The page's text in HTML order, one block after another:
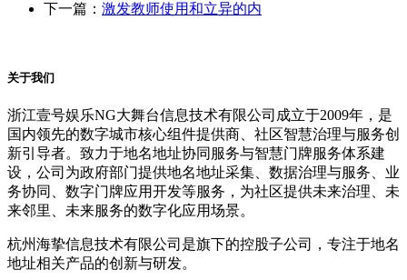
下一篇： 激发教师使用和立异的内
关于我们
浙江壹号娱乐NG大舞台信息技术有限公司成立于2009年，是
国内领先的数字城市核心组件提供商、社区智慧治理与服务创
新引导者。致力于地名地址协同服务与智慧门牌服务体系建
设，公司为政府部门提供地名地址采集、数据治理与服务、业
务协同、数字门牌应用开发等服务，为社区提供未来治理、未
来邻里、未来服务的数字化应用场景。
杭州海挚信息技术有限公司是旗下的控股子公司，专注于地名
地址相关产品的创新与研发。